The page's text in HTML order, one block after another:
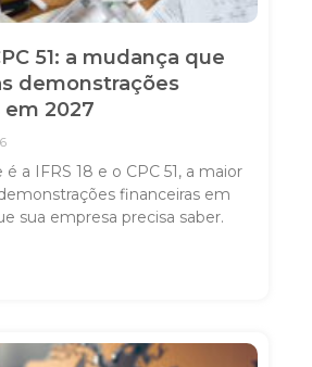
51: a mudança que
demonstrações
2027
a IFRS 18 e o CPC 51, a maior
financeiras em
sua empresa precisa saber.